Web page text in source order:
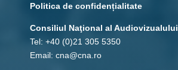
Politica de confidențialitate
Consiliul Naţional al Audiovizualului
Tel: +40 (0)21 305 5350
Email: cna@cna.ro